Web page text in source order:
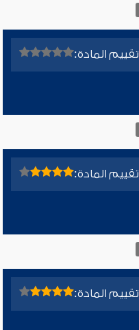
تقييم المادة:
تقييم المادة:
تقييم المادة: